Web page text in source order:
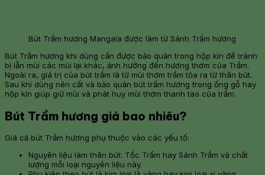
Bút Trầm hương Mangala được làm từ Sánh Trầm hương
Bút Trầm hương khi dùng cần được bảo quản trong hộp kín để tránh
bị lẫn mùi các mùi lại khác, ảnh hưởng đến hương thơm của Trầm.
Ngoài ra, giá trị của bút trầm là từ mùi thơm trầm tỏa ra từ thân bút.
Sau khi dùng nên cất và bảo quản bút trầm hương trong ống gỗ hay
hộp kín giúp giữ mùi và phát huy mùi thơm thanh tao của trầm.
Bút Trầm hương giá bao nhiêu?
Giá cả bút Trầm hương phụ thuộc vào các yếu tố:
Nguyên liệu làm thân bút: Tốc Trầm hay Sánh Trầm và chất
lượng mỗi loại nguyên liệu này.